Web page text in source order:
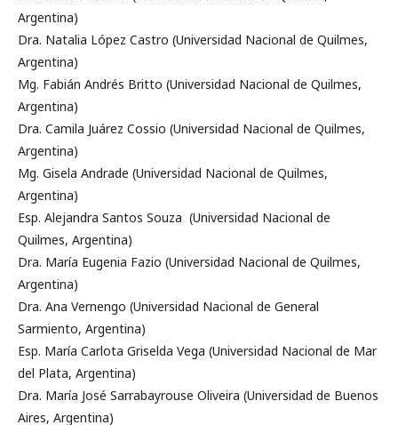
Argentina)
Dra. Natalia López Castro (Universidad Nacional de Quilmes,
Argentina)
Mg. Fabián Andrés Britto (Universidad Nacional de Quilmes,
Argentina)
Dra. Camila Juárez Cossio (Universidad Nacional de Quilmes,
Argentina)
Mg. Gisela Andrade (Universidad Nacional de Quilmes,
Argentina)
Esp. Alejandra Santos Souza (Universidad Nacional de
Quilmes, Argentina)
Dra. María Eugenia Fazio (Universidad Nacional de Quilmes,
Argentina)
Dra. Ana Vernengo (Universidad Nacional de General
Sarmiento, Argentina)
Esp. María Carlota Griselda Vega (Universidad Nacional de Mar
del Plata, Argentina)
Dra. María José Sarrabayrouse Oliveira (Universidad de Buenos
Aires, Argentina)